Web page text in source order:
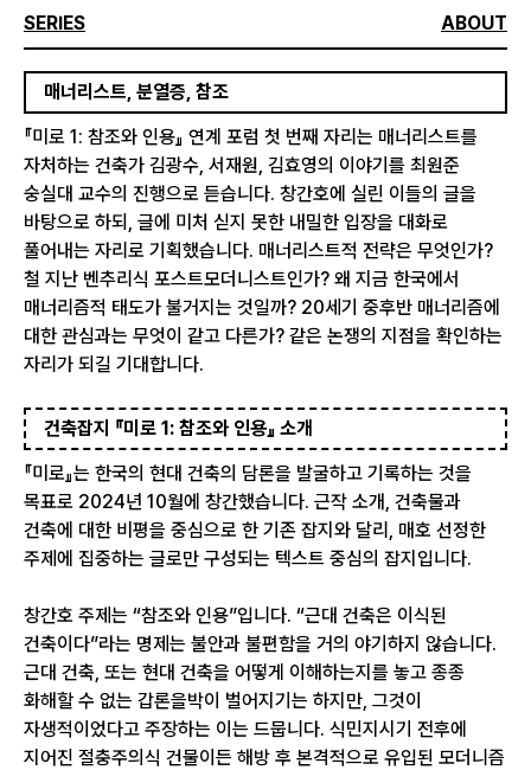
SERIES ABOUT
매너리스트, 분열증, 참조
『미로 1: 참조와 인용』 연계 포럼 첫 번째 자리는 매너리스트를
자처하는 건축가 김광수, 서재원, 김효영의 이야기를 최원준
숭실대 교수의 진행으로 듣습니다. 창간호에 실린 이들의 글을
바탕으로 하되, 글에 미처 싣지 못한 내밀한 입장을 대화로
풀어내는 자리로 기획했습니다. 매너리스트적 전략은 무엇인가?
철 지난 벤추리식 포스트모더니스트인가? 왜 지금 한국에서
매너리즘적 태도가 불거지는 것일까? 20세기 중후반 매너리즘에
대한 관심과는 무엇이 같고 다른가? 같은 논쟁의 지점을 확인하는
자리가 되길 기대합니다.
건축잡지 『미로 1: 참조와 인용』 소개
『미로』는 한국의 현대 건축의 담론을 발굴하고 기록하는 것을
목표로 2024년 10월에 창간했습니다. 근작 소개, 건축물과
건축에 대한 비평을 중심으로 한 기존 잡지와 달리, 매호 선정한
주제에 집중하는 글로만 구성되는 텍스트 중심의 잡지입니다.
창간호 주제는 “참조와 인용”입니다. “근대 건축은 이식된
건축이다”라는 명제는 불안과 불편함을 거의 야기하지 않습니다.
근대 건축, 또는 현대 건축을 어떻게 이해하는지를 놓고 종종
화해할 수 없는 갑론을박이 벌어지기는 하지만, 그것이
자생적이었다고 주장하는 이는 드뭅니다. 식민지시기 전후에
지어진 절충주의식 건물이든 해방 후 본격적으로 유입된 모더니즘